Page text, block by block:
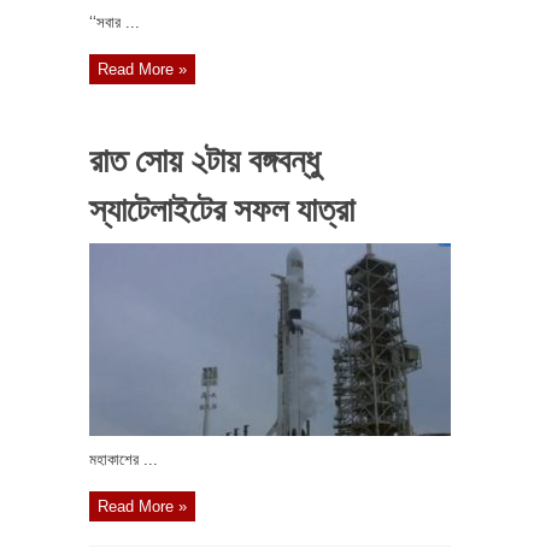
‘‘সবার ...
Read More »
রাত সোয় ২টায় বঙ্গবন্ধু
স্যাটেলাইটের সফল যাত্রা
মহাকাশের ...
Read More »